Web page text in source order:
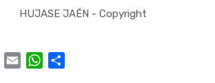
HUJASE JAÉN - Copyright
Twitter
Email WhatsApp